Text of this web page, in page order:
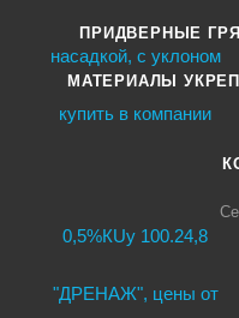
ПРИДВЕРНЫЕ
МАТЕРИАЛЫ